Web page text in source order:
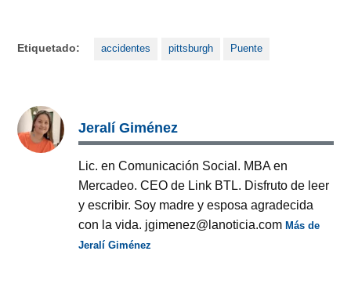
Etiquetado: accidentes pittsburgh Puente
Jeralí Giménez
Lic. en Comunicación Social. MBA en
Mercadeo. CEO de Link BTL. Disfruto de leer
y escribir. Soy madre y esposa agradecida
con la vida. jgimenez@lanoticia.comMás de
Jeralí Giménez